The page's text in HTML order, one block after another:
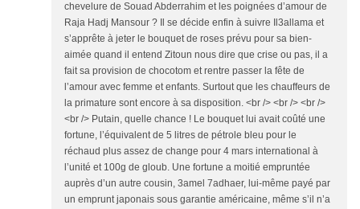
chevelure de Souad Abderrahim et les poignées d’amour de
Raja Hadj Mansour ? Il se décide enfin à suivre Il3allama et
s’apprête à jeter le bouquet de roses prévu pour sa bien-
aimée quand il entend Zitoun nous dire que crise ou pas, il a
fait sa provision de chocotom et rentre passer la fête de
l’amour avec femme et enfants. Surtout que les chauffeurs de
la primature sont encore à sa disposition. <br /> <br /> <br />
<br /> Putain, quelle chance ! Le bouquet lui avait coûté une
fortune, l’équivalent de 5 litres de pétrole bleu pour le
réchaud plus assez de change pour 4 mars international à
l’unité et 100g de gloub. Une fortune a moitié empruntée
auprès d’un autre cousin, 3amel 7adhaer, lui-même payé par
un emprunt japonais sous garantie américaine, même s’il n’a